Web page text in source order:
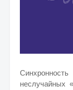
неслучайных